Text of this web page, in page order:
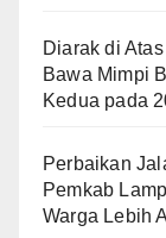
Diarak di
Bawa Mimpi
Kedua pada
Perbaikan
Pemkab
Warga Lebih